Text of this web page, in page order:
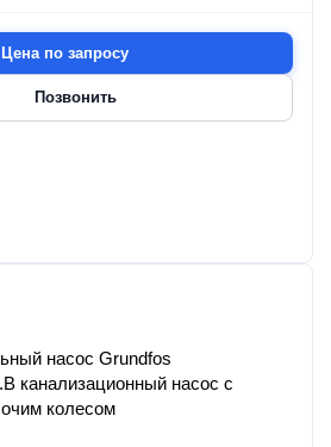
Цена по запросу
Позвонить